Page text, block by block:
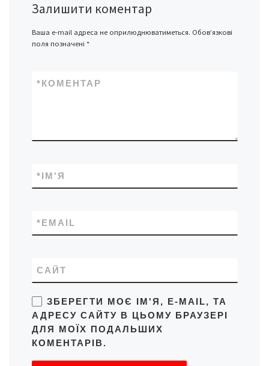
Залишити коментар
Ваша e-mail адреса не оприлюднюватиметься. Обов’язкові
поля позначені *
КОМЕНТАР
*
ІМ'Я
*
EMAIL
*
САЙТ
ЗБЕРЕГТИ МОЄ ІМ'Я, E-MAIL, ТА
АДРЕСУ САЙТУ В ЦЬОМУ БРАУЗЕРІ
ДЛЯ МОЇХ ПОДАЛЬШИХ
КОМЕНТАРІВ.